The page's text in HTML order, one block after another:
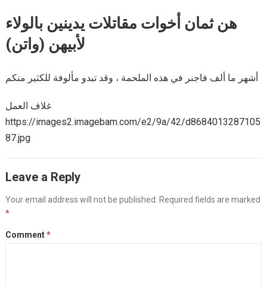
هن ثمان أخوات مقاتلات يدينين بالولاء
لأبيهن (واتن)
أشهر ما ألف فاجنر في هذه الملحمة ، وقد تبدو مألوفة للكثير منكم
غلاف العمل
https://images2.imagebam.com/e2/9a/42/d8684013287105
87.jpg
Leave a Reply
Your email address will not be published. Required fields are marked
*
Comment*